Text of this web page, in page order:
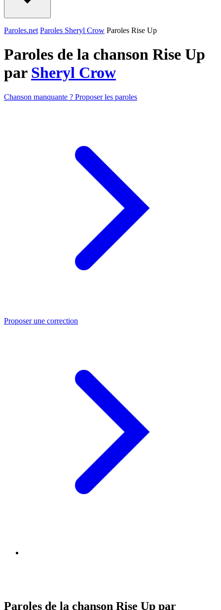
Paroles.net Paroles Sheryl Crow Paroles Rise Up
Paroles de la chanson Rise Up
par Sheryl Crow
Chanson manquante ? Proposer les paroles
Proposer une correction
Paroles de la chanson Rise Up par